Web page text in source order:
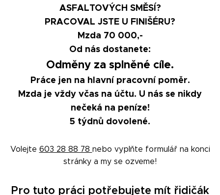
ASFALTOVÝCH SMĚSÍ?
PRACOVAL JSTE U FINIŠÉRU?
Mzda 70 000,-
Od nás dostanete:
Odměny za splněné cíle.
Práce jen na hlavní pracovní poměr.
Mzda je vždy včas na účtu. U nás se nikdy
nečeká na peníze!
5 týdnů dovolené.
Volejte 603 28 88 78 nebo vyplňte formulář na konci
stránky a my se ozveme!
Pro tuto práci potřebujete mít řidičák